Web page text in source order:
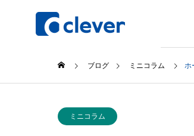
ブログ ミニコラム ホ
ミニコラム